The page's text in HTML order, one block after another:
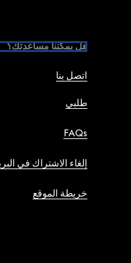
هل يمكننا مساعدتك؟
اتصل بنا
طلبي
FAQs
إلغاء الاشتراك في
خريطة الموقع